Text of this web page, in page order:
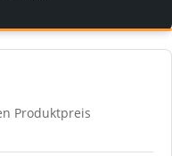
Produktpreis